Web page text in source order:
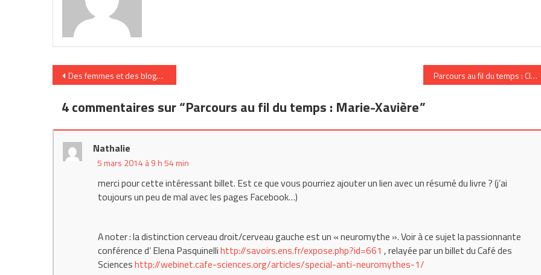
Navigation
de
l’article
Des femmes et des blogs (2) Parcours au fil du temps :
4 commentaires sur “Parcours au fil du temps : Marie-Xavière”
Nathalie
5 mars 2014 à 9 h 54 min
merci pour cette intéressant billet. Est ce que vous pourriez ajouter un lien avec un résumé du livre ? (j’ai
toujours un peu de mal avec les pages Facebook…)
A noter : la distinction cerveau droit/cerveau gauche est un « neuromythe ». Voir à ce sujet la passionnante
conférence d’ Elena Pasquinellihttp://savoirs.ens.fr/expose.php?id=661 , relayée par un billet du Café des
Scienceshttp://webinet.cafe-sciences.org/articles/special-anti-neuromythes-1/